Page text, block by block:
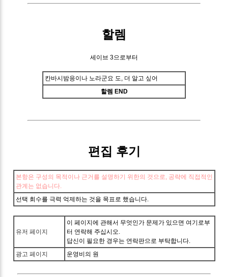
할렘
세이브 3으로부터
칸바시밤응이나 노라군요 도, 더 알고 싶어
할렘 END
편집 후기
본항은 구성의 목적이나 근거를 설명하기 위한의 것으로, 공략에 직접적인
관계는 없습니다.
선택 회수를 극력 억제하는 것을 목표로 했습니다.
유저 페이지
이 페이지에 관해서 무엇인가 문제가 있으면 여기로부
터 연락해 주십시오.
답신이 필요한 경우는 연락판으로 부탁합니다.
광고 페이지
운영비의 원